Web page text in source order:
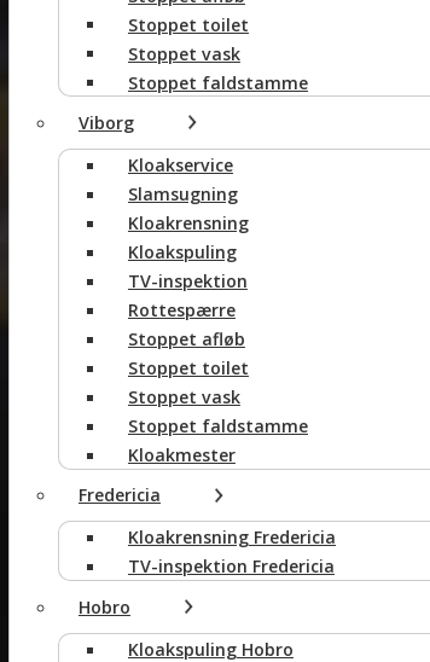
Stoppet toilet
Stoppet vask
Stoppet faldstamme
Viborg
Kloakservice
Slamsugning
Kloakrensning
Kloakspuling
TV-inspektion
Rottespærre
Stoppet afløb
Stoppet toilet
Stoppet vask
Stoppet faldstamme
Kloakmester
Fredericia
Kloakrensning Fredericia
TV-inspektion Fredericia
Hobro
Kloakspuling Hobro